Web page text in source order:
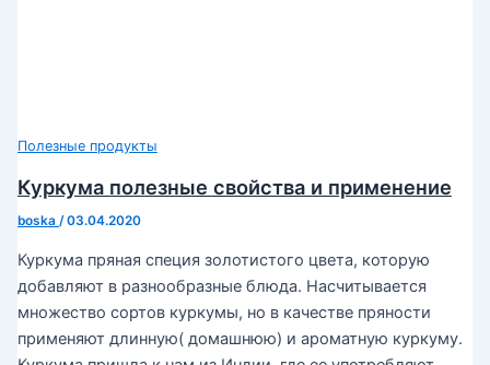
Полезные продукты
Куркума полезные свойства и применение
boska /03.04.2020
Куркума пряная специя золотистого цвета, которую
добавляют в разнообразные блюда. Насчитывается
множество сортов куркумы, но в качестве пряности
применяют длинную( домашнюю) и ароматную куркуму.